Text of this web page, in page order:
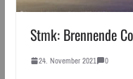
Stmk: Brennende
24. November 2021 0